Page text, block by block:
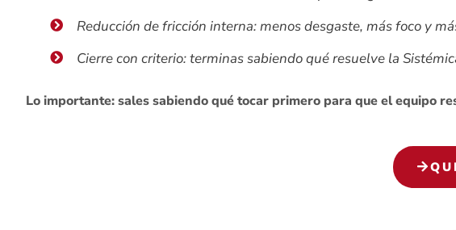
Reducción de fricción interna: menos desgaste, más foco y
Cierre con criterio: terminas sabiendo qué resuelve la
Lo importante: sales sabiendo qué tocar primero para que el equipo